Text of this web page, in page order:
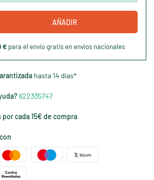
AÑADIR
€ para el envío gratis en envíos nacionales
hasta 14 días*
622335747
cada 15€ de compra